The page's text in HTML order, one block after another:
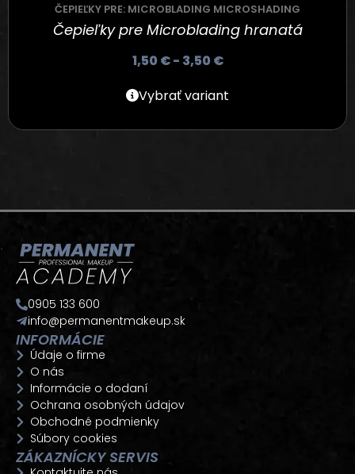
ČEPIEĽKY PRE: MICROBLADING MICROSHADING
Čepieľky pre Microblading hranatá
1,50€- 3,50€
Vybrať variant
0905 133 600
info@permanentmakeup.sk
INFORMÁCIE
Údaje o firme
O nás
Informácie o dodaní
Ochrana osobných údajov
Obchodné podmienky
Súbory cookies
ZÁKAZNÍCKY SERVIS